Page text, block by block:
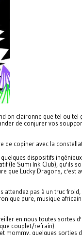
on claironne que tel ou tel
de conjurer vos
de copiner avec la
dispositifs
(le Sumi Ink Club), qu'ils
que Lucky Dragons, c'est
attendez pas à un truc
pure, musique
en nous toutes sortes
couplet/refrain).
quelques sorties